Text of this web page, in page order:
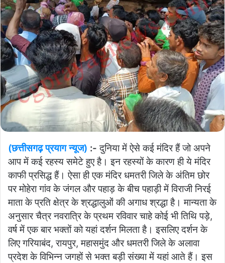
(छत्तीसगढ़ प्रयाग न्यूज) :- दुनिया में ऐसे कई मंदिर हैं जो अपने
आप में कई रहस्य समेटे हुए है। इन रहस्यों के कारण ही ये मंदिर
काफी प्रसिद्ध हैं। ऐसा ही एक मंदिर धमतरी जिले के अंतिम छोर
पर मोहेरा गांव के जंगल और पहाड़ के बीच पहाड़ी में विराजी निरई
माता के प्रति क्षेत्र के श्रद्धालुओं की अगाध श्रद्धा है। मान्यता के
अनुसार चैत्र नवरात्रि के प्रथम रविवार चाहे कोई भी तिथि पड़े,
वर्ष में एक बार भक्तों को यहां दर्शन मिलता है। इसलिए दर्शन के
लिए गरियाबंद, रायपुर, महासमुंद और धमतरी जिले के अलावा
प्रदेश के विभिन्न जगहों से भक्त बड़ी संख्या में यहां आते हैं।इस